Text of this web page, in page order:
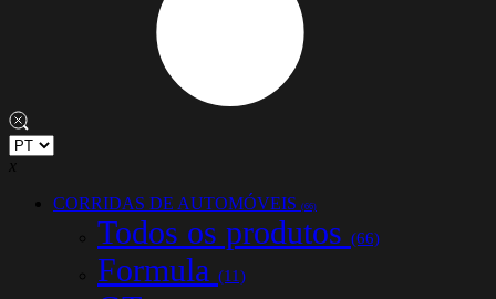
x
CORRIDAS DE AUTOMÓVEIS (66)
Todos os produtos (66)
Formula (11)